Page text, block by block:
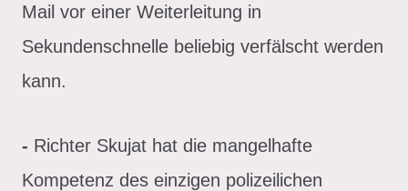
Mail vor einer Weiterleitung in
Sekundenschnelle beliebig verfälscht werden
kann.
- Richter Skujat hat die mangelhafte
Kompetenz des einzigen polizeilichen